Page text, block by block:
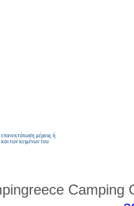
μέρους ή
των κειμένων του